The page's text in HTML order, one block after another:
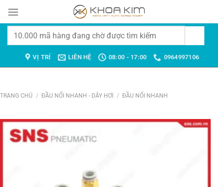
đến
Tìm
VỊ TRÍ LIÊN HỆ 08:00 - 17:00 0964997106
TRANG CHỦ / ĐẦU NỐI NHANH - DÂY HƠI / ĐẦU NỐI NHANH